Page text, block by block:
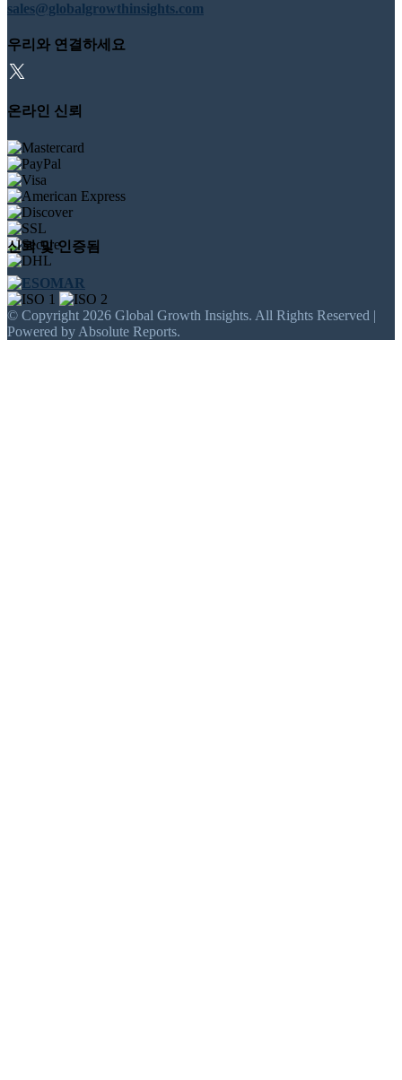
sales@globalgrowthinsights.com
우리와 연결하세요
온라인 신뢰
신뢰 및 인증됨
© Copyright 2026 Global Growth Insights. All Rights Reserved |
Powered by Absolute Reports.